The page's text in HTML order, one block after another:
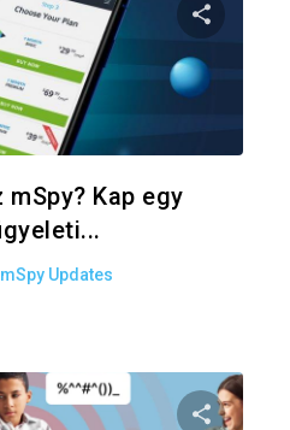
Oszd
Kap egy
mSpy Updates